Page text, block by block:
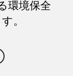
環境保全
。